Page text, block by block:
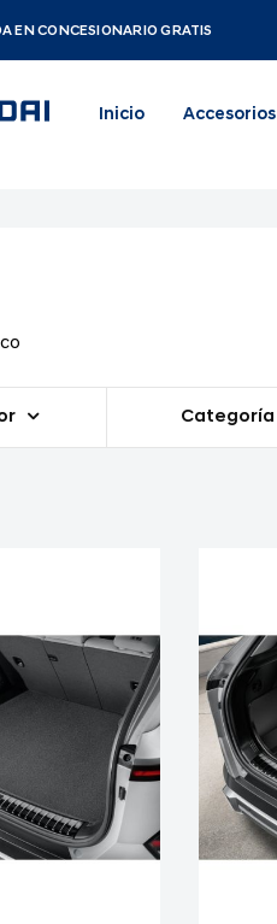
EN CONCESIONARIO GRATIS
Inicio Accesorios
Categoría